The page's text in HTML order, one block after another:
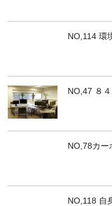
NO,114 環
NO,47 ８
NO,78カー
NO,118 自